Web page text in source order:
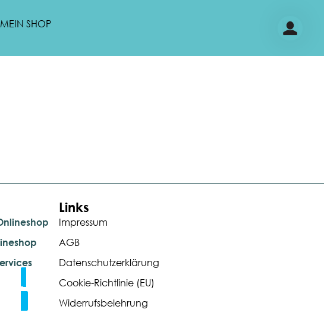
MEIN SHOP
Share
Links
Impressum
AGB
Datenschutzerklärung
Cookie-Richtlinie (EU)
Widerrufsbelehrung